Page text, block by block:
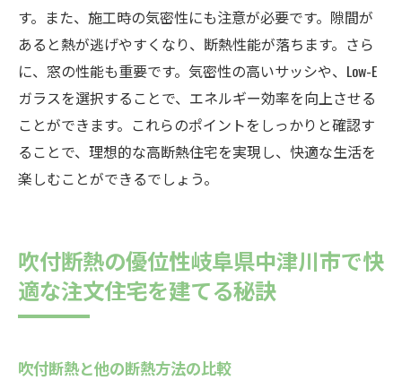
す。また、施工時の気密性にも注意が必要です。隙間が
あると熱が逃げやすくなり、断熱性能が落ちます。さら
に、窓の性能も重要です。気密性の高いサッシや、Low-E
ガラスを選択することで、エネルギー効率を向上させる
ことができます。これらのポイントをしっかりと確認す
ることで、理想的な高断熱住宅を実現し、快適な生活を
楽しむことができるでしょう。
吹付断熱の優位性岐阜県中津川市で快
適な注文住宅を建てる秘訣
吹付断熱と他の断熱方法の比較